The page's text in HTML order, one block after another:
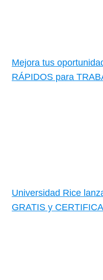
Mejora tus
RÁPIDOS para
Universidad Rice
GRATIS y